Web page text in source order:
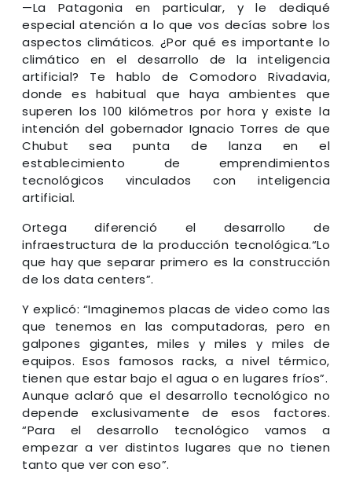
—La Patagonia en particular, y le dediqué
especial atención a lo que vos decías sobre los
aspectos climáticos. ¿Por qué es importante lo
climático en el desarrollo de la inteligencia
artificial? Te hablo de Comodoro Rivadavia,
donde es habitual que haya ambientes que
superen los 100 kilómetros por hora y existe la
intención del gobernador Ignacio Torres de que
Chubut sea punta de lanza en el
establecimiento de emprendimientos
tecnológicos vinculados con inteligencia
artificial.
Ortega diferenció el desarrollo de
infraestructura de la producción tecnológica.“Lo
que hay que separar primero es la construcción
de los data centers”.
Y explicó: “Imaginemos placas de video como las
que tenemos en las computadoras, pero en
galpones gigantes, miles y miles y miles de
equipos. Esos famosos racks, a nivel térmico,
tienen que estar bajo el agua o en lugares fríos”.
Aunque aclaró que el desarrollo tecnológico no
depende exclusivamente de esos factores.
“Para el desarrollo tecnológico vamos a
empezar a ver distintos lugares que no tienen
tanto que ver con eso”.